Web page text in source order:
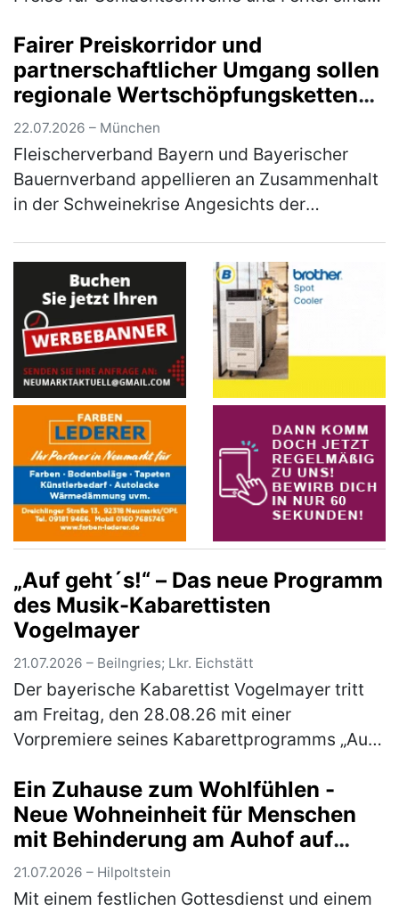
und Fußballweltmeisterscha…
Fairer Preiskorridor und
partnerschaftlicher Umgang sollen
regionale Wertschöpfungsketten
sichern
22.07.2026 – München
Fleischerverband Bayern und Bayerischer
Bauernverband appellieren an Zusammenhalt
in der Schweinekrise Angesichts der
(mehr)
„Auf geht´s!“ – Das neue Programm
des Musik-Kabarettisten
Vogelmayer
21.07.2026 – Beilngries; Lkr. Eichstätt
Der bayerische Kabarettist Vogelmayer tritt
am Freitag, den 28.08.26 mit einer
Vorpremiere seines Kabarettprogramms „Auf
Beilngries auf. Einlass ist um 18 Uhr.… (mehr)
Ein Zuhause zum Wohlfühlen -
Neue Wohneinheit für Menschen
mit Behinderung am Auhof auf
traditionellem Jahresfest
eingeweiht
21.07.2026 – Hilpoltstein
Mit einem festlichen Gottesdienst und einem